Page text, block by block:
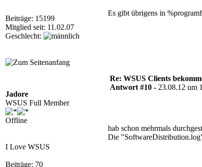
Beiträge: 15199
Mitglied seit: 11.02.07
Geschlecht:
Es gibt übrigens in
Jadore
WSUS Full Member
Offline
I Love WSUS
Beiträge: 70
Re: WSUS Clients
Antwort #10 - 23.08.12 um
hab schon mehrmals
Die